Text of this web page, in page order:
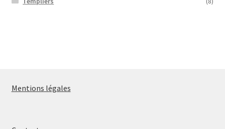
Mentions légales